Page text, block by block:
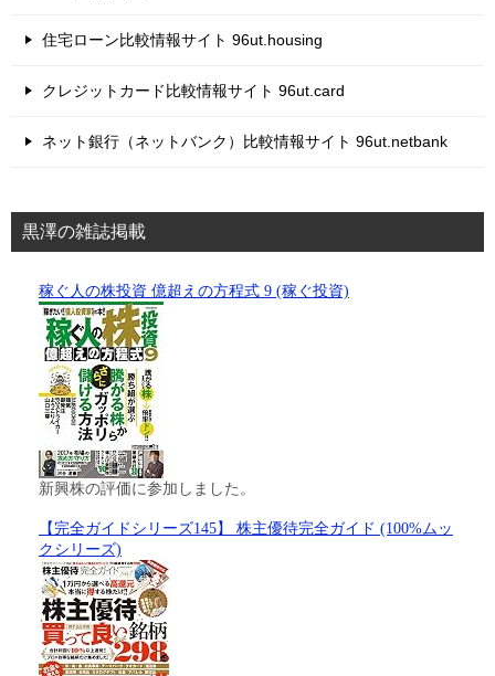
住宅ローン比較情報サイト 96ut.housing
クレジットカード比較情報サイト 96ut.card
ネット銀行（ネットバンク）比較情報サイト 96ut.netbank
黒澤の雑誌掲載
稼ぐ人の株投資 億超えの方程式 9 (稼ぐ投資)
新興株の評価に参加しました。
【完全ガイドシリーズ145】 株主優待完全ガイド (100%ムッ
クシリーズ)